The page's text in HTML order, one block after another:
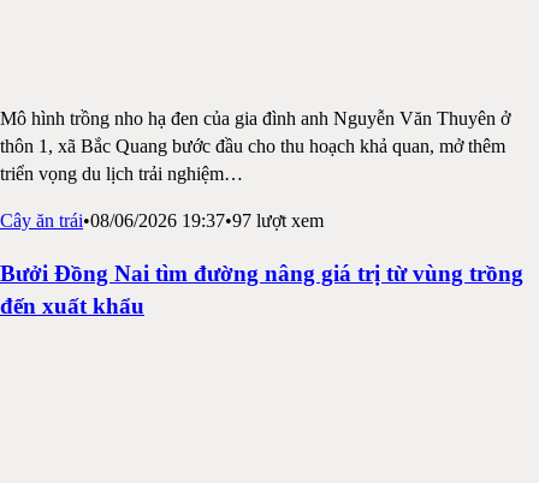
Mô hình trồng nho hạ đen của gia đình anh Nguyễn Văn Thuyên ở
thôn 1, xã Bắc Quang bước đầu cho thu hoạch khả quan, mở thêm
triển vọng du lịch trải nghiệm…
Cây ăn trái•08/06/2026 19:37•97 lượt xem
Bưởi Đồng Nai tìm đường nâng giá trị từ vùng trồng
đến xuất khẩu